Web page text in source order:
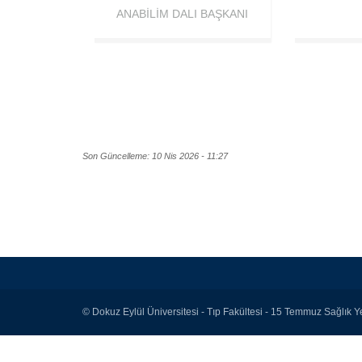
ANABILIM DALI BAŞKANI
Son Güncelleme: 10 Nis 2026 - 11:27
© Dokuz Eylül Üniversitesi - Tıp Fakültesi - 15 Temmuz Sağlık